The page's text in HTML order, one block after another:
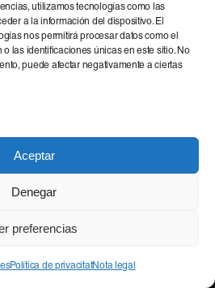
utilizamos tecnologías como las
a la información del dispositivo. El
nos permitirá procesar datos como el
las identificaciones únicas en este sitio. No
puede afectar negativamente a ciertas
Aceptar
Denegar
preferencias
Política de privacitatNota legal
de la competència
saturat
de diferenciació
sigui inconfundible.